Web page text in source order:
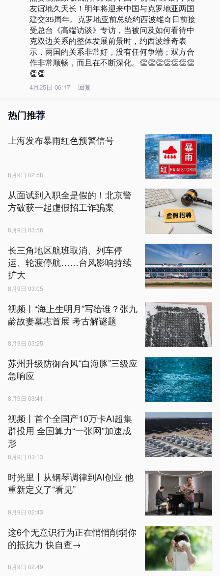
友谊地久天长！明年将迎来中国与克罗地亚两国
建交35周年。克罗地亚前总统约西波维奇日前接
受总台《高端访谈》专访，当被问及如何看待中
克双边关系的整体发展前景时，约西波维奇表
示，两国的关系非常好，没有任何争端；双方合
作非常顺畅，而且在不断深化。👏👏👏👏👏👏👏
👏👏
4月25日 06:17 回复
热门推荐
上海发布暴雨红色预警信号
8月9日 02:58
从面试到入职全是假的！北京警
方破获一起虚假招工诈骗案
8月9日 03:56
长三角地区航班取消、列车停
运、轮渡停航……台风影响持续
扩大
8月9日 03:05
视频丨“海上生明月”写给谁？张九
龄故妻墓志首展 考古解谜题
8月9日 03:25
苏州升级防御台风“白海豚”三级应
急响应
8月9日 03:41
视频丨首个全国产10万卡AI超集
群投用 全国算力“一张网”加速成
形
8月9日 03:13
时光里丨从钢琴调律到AI创业 他
重新定义了“看见”
8月9日 02:43
这6个无意识行为正在悄悄削弱你
的抵抗力 快自查→
8月9日 02:49